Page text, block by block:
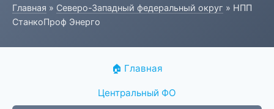
Главная » Северо-Западный федеральный округ » НПП
СтанкоПроф Энерго
🏠 Главная
Центральный ФО